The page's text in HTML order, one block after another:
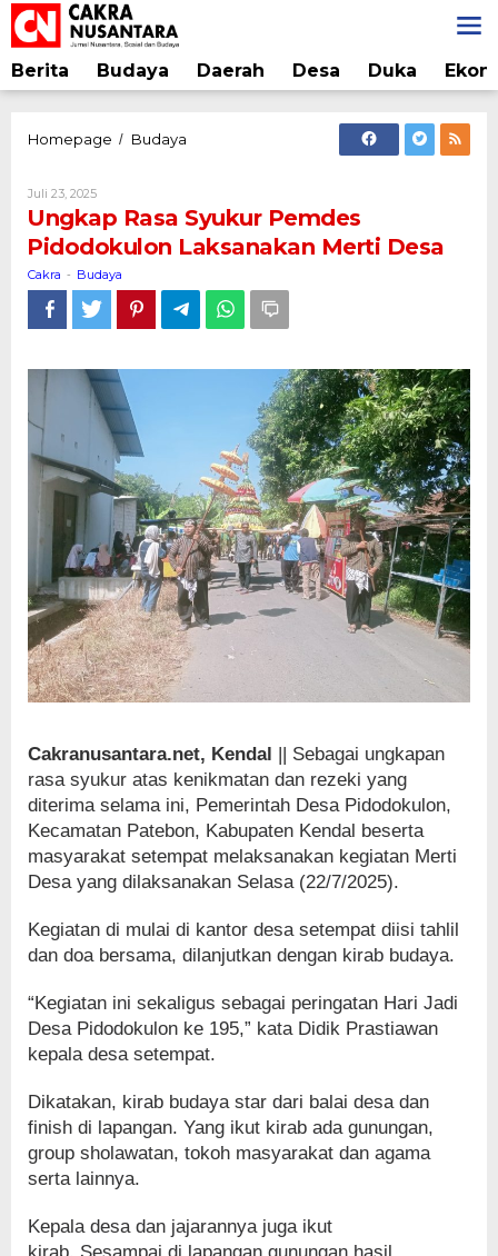
Lewati
ke
konten
Berita Budaya Daerah Desa Duka
Homepage / Budaya
Pidodokulon
Laksanakan
Desa
Juli 23, 2025Oleh
Cakra
Ungkap Rasa Syukur Pemdes
Pidodokulon Laksanakan Merti Desa
Cakra - Budaya
Cakranusantara.net, Kendal || Sebagai ungkapan
rasa syukur atas kenikmatan dan rezeki yang
diterima selama ini, Pemerintah Desa Pidodokulon,
Kecamatan Patebon, Kabupaten Kendal beserta
masyarakat setempat melaksanakan kegiatan Merti
Desa yang dilaksanakan Selasa (22/7/2025).
Kegiatan di mulai di kantor desa setempat diisi tahlil
dan doa bersama, dilanjutkan dengan kirab budaya.
“Kegiatan ini sekaligus sebagai peringatan Hari Jadi
Desa Pidodokulon ke 195,” kata Didik Prastiawan
kepala desa setempat.
Dikatakan, kirab budaya star dari balai desa dan
finish di lapangan. Yang ikut kirab ada gunungan,
group sholawatan, tokoh masyarakat dan agama
serta lainnya.
Kepala desa dan jajarannya juga ikut
kirab. Sesampai di lapangan gunungan hasil